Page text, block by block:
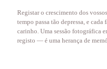
Registar o crescimento dos
tempo passa tão depressa, e cada
carinho. Uma sessão fotográfica
registo — é uma herança de